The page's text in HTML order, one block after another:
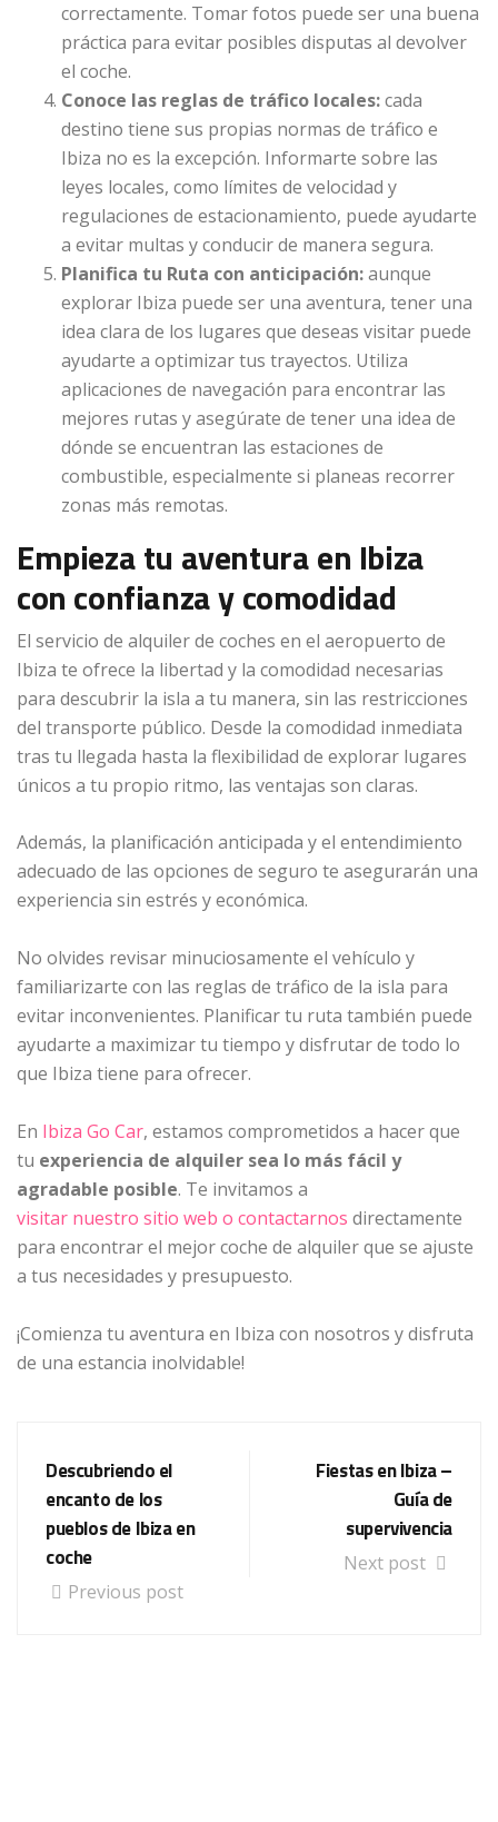
correctamente. Tomar fotos puede ser una buena
práctica para evitar posibles disputas al devolver
el coche.
Conoce las reglas de tráfico locales:cada
destino tiene sus propias normas de tráfico e
Ibiza no es la excepción. Informarte sobre las
leyes locales, como límites de velocidad y
regulaciones de estacionamiento, puede ayudarte
a evitar multas y conducir de manera segura.
Planifica tu Ruta con anticipación:aunque
explorar Ibiza puede ser una aventura, tener una
idea clara de los lugares que deseas visitar puede
ayudarte a optimizar tus trayectos. Utiliza
aplicaciones de navegación para encontrar las
mejores rutas y asegúrate de tener una idea de
dónde se encuentran las estaciones de
combustible, especialmente si planeas recorrer
zonas más remotas.
Empieza tu aventura en Ibiza
con confianza y comodidad
El servicio de alquiler de coches en el aeropuerto de
Ibiza te ofrece la libertad y la comodidad necesarias
para descubrir la isla a tu manera, sin las restricciones
del transporte público. Desde la comodidad inmediata
tras tu llegada hasta la flexibilidad de explorar lugares
únicos a tu propio ritmo, las ventajas son claras.
Además, la planificación anticipada y el entendimiento
adecuado de las opciones de seguro te asegurarán una
experiencia sin estrés y económica.
No olvides revisar minuciosamente el vehículo y
familiarizarte con las reglas de tráfico de la isla para
evitar inconvenientes. Planificar tu ruta también puede
ayudarte a maximizar tu tiempo y disfrutar de todo lo
que Ibiza tiene para ofrecer.
En Ibiza Go Car, estamos comprometidos a hacer que
tu experiencia de alquiler sea lo más fácil y
agradable posible. Te invitamos a
visitar nuestro sitio web o contactarnos directamente
para encontrar el mejor coche de alquiler que se ajuste
a tus necesidades y presupuesto.
¡Comienza tu aventura en Ibiza con nosotros y disfruta
de una estancia inolvidable!
Descubriendo el
encanto de los
pueblos de Ibiza en
coche
Previous post
Fiestas en Ibiza –
Guía de
supervivencia
Next post